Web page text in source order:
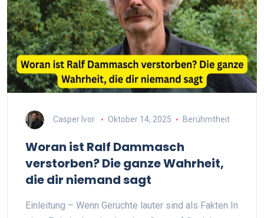
Casper Ivor Oktober 14, 2025 Berühmtheit
Woran ist Ralf Dammasch
verstorben? Die ganze Wahrheit,
die dir niemand sagt
Einleitung – Wenn Gerüchte lauter sind als Fakten In